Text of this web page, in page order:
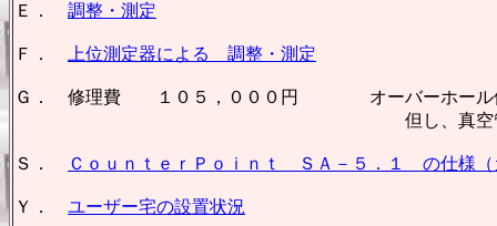
Ｅ． 調整・測定
Ｆ． 上位測定器による 調整・測定
Ｇ． 修理費 １０５，０００円 オーバーホール
但し、真空管は別
Ｓ． ＣｏｕｎｔｅｒＰｏｉｎｔ ＳＡ－５．１ の仕様（
Ｙ． ユーザー宅の設置状況